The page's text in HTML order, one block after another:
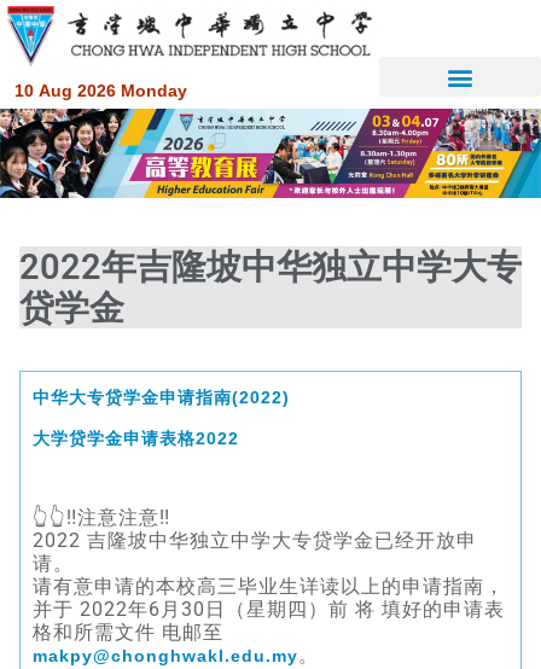
10 Aug 2026 Monday
2022年吉隆坡中华独立中学大专
贷学金
中华大专贷学金申请指南(2022)
大学贷学金申请表格2022
👆👆‼️注意注意‼️
2022 吉隆坡中华独立中学大专贷学金已经开放申
请。
请有意申请的本校高三毕业生详读以上的申请指南，
并于 2022年6月30日（星期四）前 将 填好的申请表
格和所需文件 电邮至
makpy@chonghwakl.edu.my。